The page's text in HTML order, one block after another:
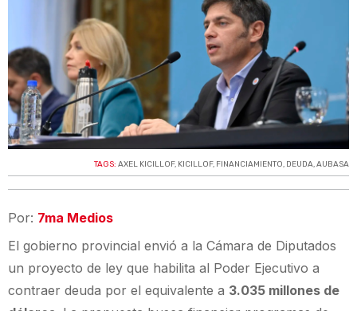
TAGS: AXEL KICILLOF, KICILLOF, FINANCIAMIENTO, DEUDA,AUBASA
Por: 7ma Medios
El gobierno provincial envió a la Cámara de Diputados
un proyecto de ley que habilita al Poder Ejecutivo a
contraer deuda por el equivalente a 3.035 millones de